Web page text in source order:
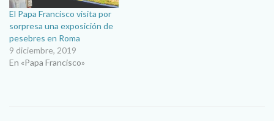
El Papa Francisco visita por
sorpresa una exposición de
pesebres en Roma
9 diciembre, 2019
En «Papa Francisco»